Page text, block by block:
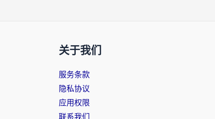
关于我们
服务条款
隐私协议
应用权限
联系我们